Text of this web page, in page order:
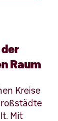
Raum
Kreise
Mit